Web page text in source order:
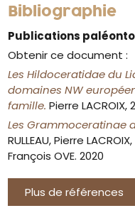
Bibliographie
Publications
Obtenir ce document :
Les Hildoceratidae du
domaines NW
famille.Pierre LACROIX,
Les Grammoceratinae
RULLEAU, Pierre
François OVE. 2020
Plus de références